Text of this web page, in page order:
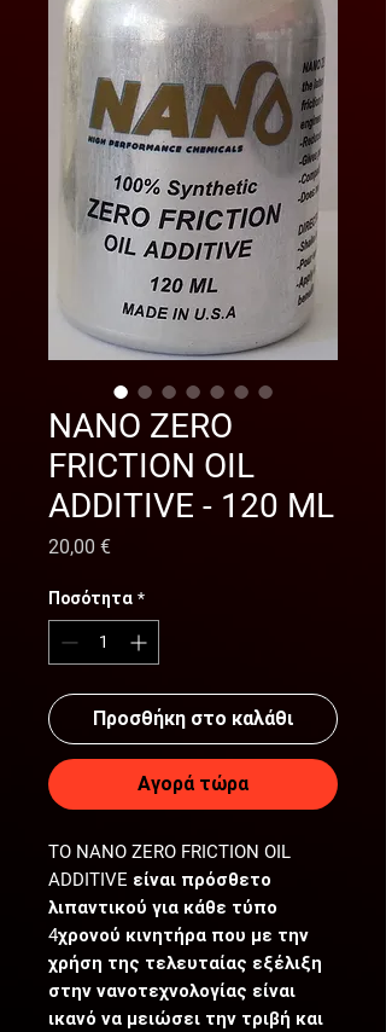
NANO ZERO
FRICTION OIL
ADDITIVE - 120 ML
20,00 €Τιμή
Ποσότητα *
Προσθήκη στο καλάθι
Αγορά τώρα
TO NANO ZERO FRICTION OIL
ADDITIVE είναι πρόσθετο
λιπαντικού για κάθε τύπο
4χρονού κινητήρα που με την
χρήση της τελευταίας εξέλιξη
στην νανοτεχνολογίας είναι
ικανό να μειώσει την τριβή και